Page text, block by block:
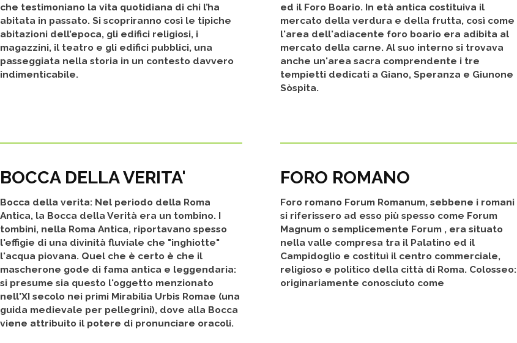
che testimoniano la vita quotidiana di chi l’ha
abitata in passato. Si scopriranno così le tipiche
abitazioni dell’epoca, gli edifici religiosi, i
magazzini, il teatro e gli edifici pubblici, una
passeggiata nella storia in un contesto davvero
indimenticabile.
ed il Foro Boario. In età antica costituiva il
mercato della verdura e della frutta, così come
l'area dell'adiacente foro boario era adibita al
mercato della carne. Al suo interno si trovava
anche un'area sacra comprendente i tre
tempietti dedicati a Giano, Speranza e Giunone
Sòspita.
BOCCA DELLA VERITA'
Bocca della verita: Nel periodo della Roma
Antica, la Bocca della Verità era un tombino. I
tombini, nella Roma Antica, riportavano spesso
l'effigie di una divinità fluviale che "inghiotte"
l'acqua piovana. Quel che è certo è che il
mascherone gode di fama antica e leggendaria:
si presume sia questo l'oggetto menzionato
nell'XI secolo nei primi Mirabilia Urbis Romae (una
guida medievale per pellegrini), dove alla Bocca
viene attribuito il potere di pronunciare oracoli.
FORO ROMANO
Foro romano Forum Romanum, sebbene i romani
si riferissero ad esso più spesso come Forum
Magnum o semplicemente Forum , era situato
nella valle compresa tra il Palatino ed il
Campidoglio e costituì il centro commerciale,
religioso e politico della città di Roma. Colosseo:
originariamente conosciuto come